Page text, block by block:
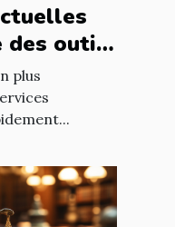
des outils
plus